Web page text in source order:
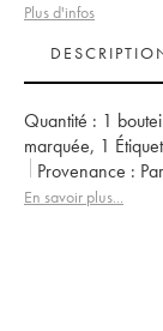
Plus d'infos
Quantité : 1
marquée, 1
Provenance :
Région :
Bordeaux
En savoir plus...